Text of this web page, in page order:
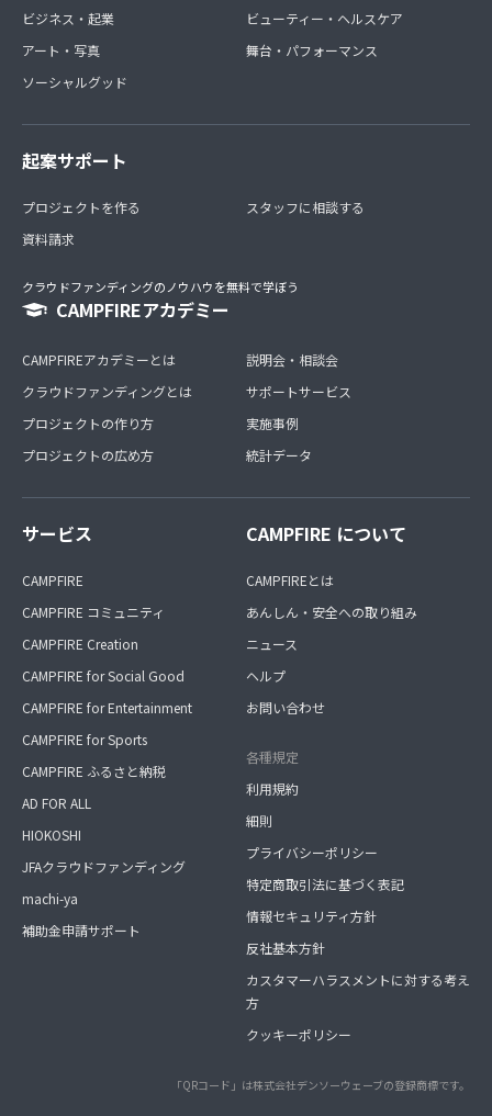
ビジネス・起業
アート・写真
ソーシャルグッド
ビューティー・ヘルスケア
舞台・パフォーマンス
起案サポート
プロジェクトを作る
資料請求
スタッフに相談する
クラウドファンディングのノウハウを無料で学ぼう
CAMPFIREアカデミー
CAMPFIREアカデミーとは
クラウドファンディングとは
プロジェクトの作り方
プロジェクトの広め方
説明会・相談会
サポートサービス
実施事例
統計データ
サービス
CAMPFIRE
CAMPFIRE コミュニティ
CAMPFIRE Creation
CAMPFIRE for Social Good
CAMPFIRE for Entertainment
CAMPFIRE for Sports
CAMPFIRE ふるさと納税
AD FOR ALL
HIOKOSHI
JFAクラウドファンディング
machi-ya
補助金申請サポート
CAMPFIRE について
CAMPFIREとは
あんしん・安全への取り組み
ニュース
ヘルプ
お問い合わせ
各種規定
利用規約
細則
プライバシーポリシー
特定商取引法に基づく表記
情報セキュリティ方針
反社基本方針
カスタマーハラスメントに対する考え
方
クッキーポリシー
「QRコード」は株式会社デンソーウェーブの登録商標です。